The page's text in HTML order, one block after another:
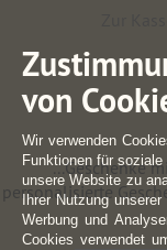
...Geschenke
personalisierte
von
Wir verwenden
Funktionen für
unsere Website zu
Ihrer Nutzung
Werbung und
Cookies verwendet